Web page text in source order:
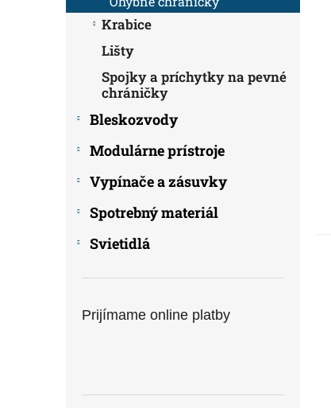
Krabice
Lišty
Spojky a príchytky na pevné
chráničky
Bleskozvody
Modulárne prístroje
Vypínače a zásuvky
Spotrebný materiál
Svietidlá
Prijímame online platby